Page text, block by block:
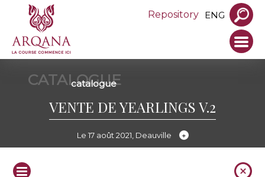
Repository ENG
CATALOGUE
catalogue
VENTE DE YEARLINGS V.2
Le 17 août 2021, Deauville